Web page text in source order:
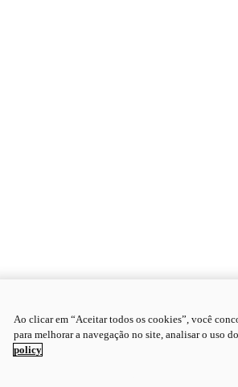
Ao clicar em “Aceitar todos os cookies”, você
para melhorar a navegação no site, analisar o uso
policy